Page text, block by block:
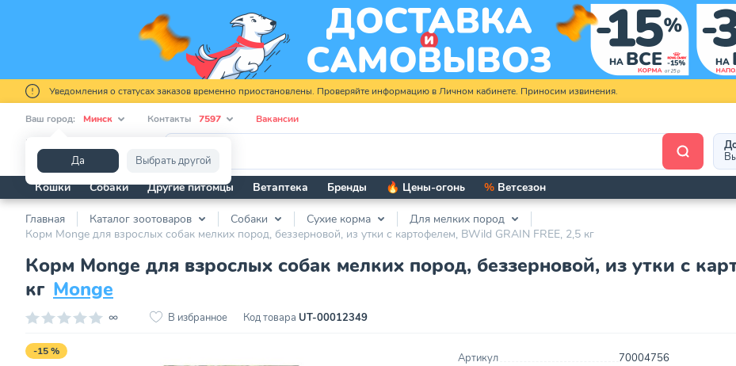
Уведомления о статусах заказов временно приостановлены. Проверяйте информацию в Личном кабинете. Приносим извинения.
Ваш город: Минск
Да Выбрать другой
Контакты 7597 Вакансии
Кошки Собаки Другие питомцы Ветаптека Бренды 🔥 Цены-огонь % Ветсезон
Главная Каталог зоотоваров Собаки Сухие корма
Для мелких пород
Корм Monge для взрослых собак мелких пород, беззерновой, из утки с картофелем, BWild GRAIN FREE, 2,5 кг
Корм Monge для взрослых собак мелких пород, беззерновой, из утки с
кг Monge
∞ В избранное Код товара UT-00012349
-15 % Артикул
70004756